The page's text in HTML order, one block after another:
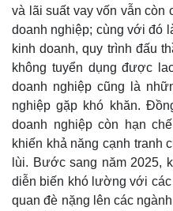
Pháp luật
Vụ án
Tin nóng
Tư vấn luật
và lãi suất vay vốn vẫn còn
doanh nghiệp; cùng với đó
kinh doanh, quy trình đấu
không tuyển dụng được
doanh nghiệp cũng là
nghiệp gặp khó khăn.
doanh nghiệp còn hạn
khiến khả năng cạnh tranh
lùi. Bước sang năm 2025,
diễn biến khó lường với
quan đè nặng lên các